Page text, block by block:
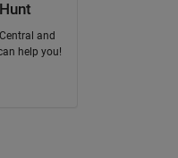
and
help you!